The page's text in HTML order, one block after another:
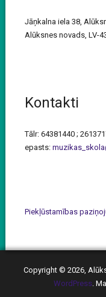
Jāņkalna iela 38,
Alūksnes novads, LV-
Kontakti
Tālr: 64381440 ;
epasts:
Piekļūstamības
Copyright © 2026,
WordPress.